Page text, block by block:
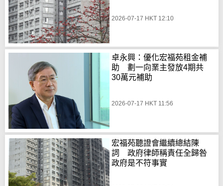
2026-07-17 HKT 12:10
卓永興：優化宏福苑租金補
助 劃一向業主發放4期共
30萬元補助
2026-07-17 HKT 11:56
宏福苑聽證會繼續總結陳
詞 政府律師稱責任全歸咎
政府是不符事實